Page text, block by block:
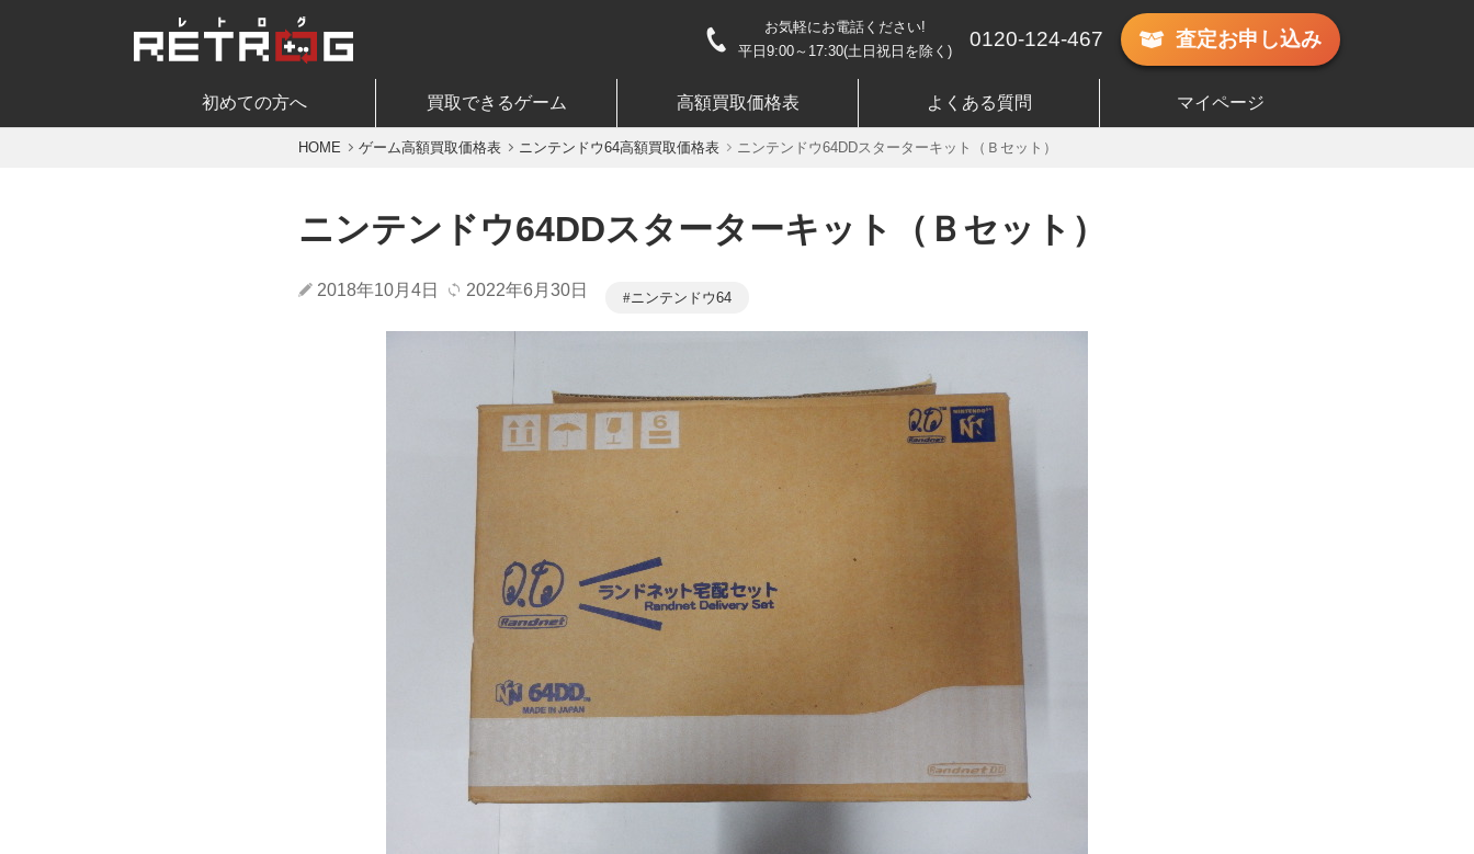
お気軽にお電話ください!
平日9:00～17:30(土日祝日を除く)
0120-124-467 査定お申し込み
初めての方へ 買取できるゲーム 高額買取価格表 よくある質問 マイページ
HOME ゲーム高額買取価格表 ニンテンドウ64高額買取価格表 ニンテンドウ64DDスターターキット（Ｂセット）
ニンテンドウ64DDスターターキット（Ｂセット）
2018年10月4日 2022年6月30日 ニンテンドウ64